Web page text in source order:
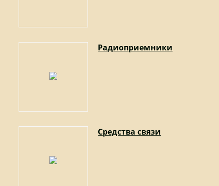
Радиоприемники
Средства связи